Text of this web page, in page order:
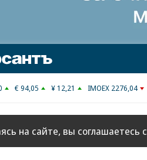
€ 94,05 ¥ 12,21 IMOEX 2276,04
на сайте, вы соглашаетесь с